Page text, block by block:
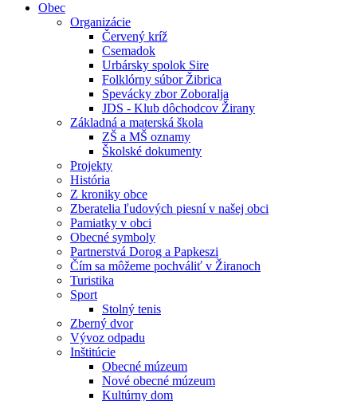
Obec
Organizácie
Červený kríž
Csemadok
Urbársky spolok Sire
Folklórny súbor Žibrica
Spevácky zbor Zoboralja
JDS - Klub dôchodcov Žirany
Základná a materská škola
ZŠ a MŠ oznamy
Školské dokumenty
Projekty
História
Z kroniky obce
Zberatelia ľudových piesní v našej obci
Pamiatky v obci
Obecné symboly
Partnerstvá Dorog a Papkeszi
Čím sa môžeme pochváliť v Žiranoch
Turistika
Sport
Stolný tenis
Zberný dvor
Vývoz odpadu
Inštitúcie
Obecné múzeum
Nové obecné múzeum
Kultúrny dom